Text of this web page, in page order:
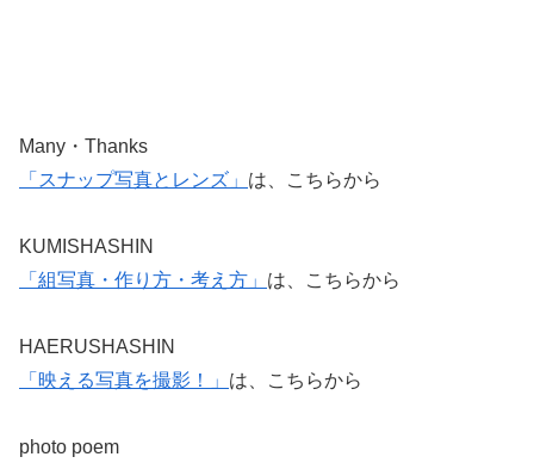
Many・Thanks
「スナップ写真とレンズ」 は、こちらから
KUMISHASHIN
「組写真・作り方・考え方」 は、こちらから
HAERUSHASHIN
「映える写真を撮影！
」 は、こちらから
photo poem